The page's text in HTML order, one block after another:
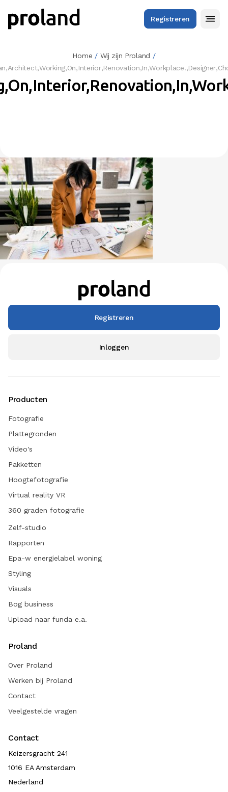
Registreren
Home / Wij zijn Proland /
Registreren
Inloggen
Producten
Fotografie
Plattegronden
Video's
Pakketten
Hoogtefotografie
Virtual reality VR
360 graden fotografie
Zelf-studio
Rapporten
Epa-w energielabel woning
Styling
Visuals
Bog business
Upload naar funda e.a.
Proland
Over Proland
Werken bij Proland
Contact
Veelgestelde vragen
Contact
Keizersgracht 241
1016 EA Amsterdam
Nederland